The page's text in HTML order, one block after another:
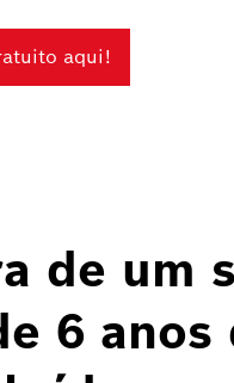
aqui!
de um
6